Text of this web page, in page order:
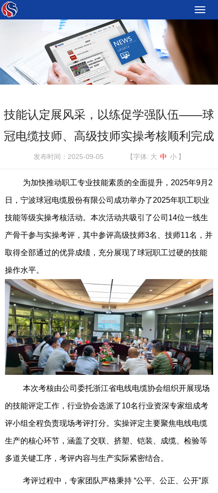
Toggle
技能认定展风采，以练促学强队伍——球
冠电缆技师、高级技师实操考核顺利完成
发布时间：2025-09-05 【字体: 大 中 小 】
为加快推动职工专业技能素质的全面提升， 2025年9月2
日，宁波球冠电缆股份有限公司成功举办了2025年职工职业
技能等级实操考核活动。本次活动共吸引了公司 14位一线生
产骨干参与实操考评，其中参评高级技师3名、技师11名，并
取得全部通过的优异成绩，充分展现了球冠职工过硬的技能
操作水平。
本次考核由公司委托浙江省电线电缆协会组织开展现场
的技能评定工作，行业协会选派了10名行业资深专家组成考
评小组全程负责现场考评打分。实操评定主要聚焦电线电缆
生产的核心环节，涵盖了交联、挤塑、铠装、成缆、检验等
多道关键工序，考评内容与生产实际紧密结合。
考评过程中，专家团队严格秉持 “公平、公正、公开”原